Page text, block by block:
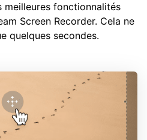
meilleures fonctionnalités
Screen Recorder. Cela ne
quelques secondes.